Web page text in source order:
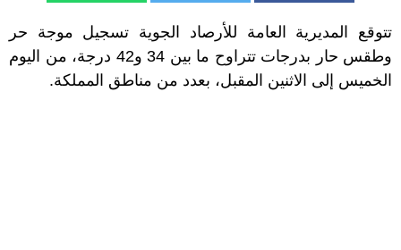
تتوقع المديرية العامة للأرصاد الجوية تسجيل موجة حر
وطقس حار بدرجات تتراوح ما بين 34 و42 درجة، من اليوم
الخميس إلى الاثنين المقبل، بعدد من مناطق المملكة.